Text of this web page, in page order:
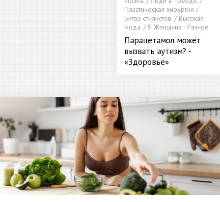
Пластическая хирургия /
Битва стилистов. / Высокая
мода. / Я Женщина - Разное
Парацетамол может
вызвать аутизм? -
«Здоровье»